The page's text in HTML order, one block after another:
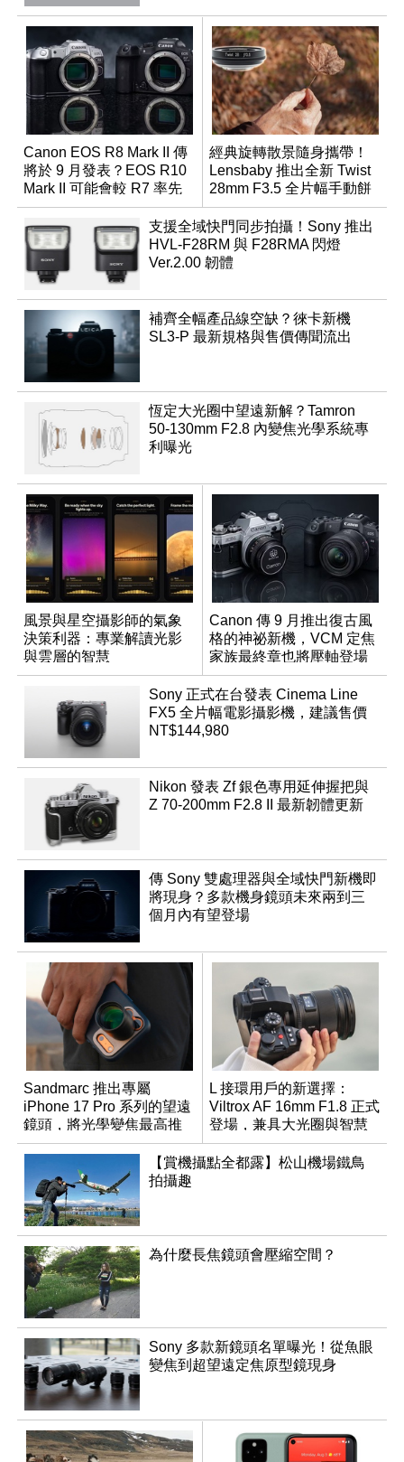
Canon EOS R8 Mark II 傳
將於 9 月發表？EOS R10
Mark II 可能會較 R7 率先
推出
經典旋轉散景隨身攜帶！
Lensbaby 推出全新 Twist
28mm F3.5 全片幅手動餅
乾鏡
支援全域快門同步拍攝！Sony 推出
HVL-F28RM 與 F28RMA 閃燈
Ver.2.00 韌體
補齊全幅產品線空缺？徠卡新機
SL3-P 最新規格與售價傳聞流出
恆定大光圈中望遠新解？Tamron
50-130mm F2.8 內變焦光學系統專
利曝光
風景與星空攝影師的氣象
決策利器：專業解讀光影
與雲層的智慧
App「Atmos」登場
Canon 傳 9 月推出復古風
格的神祕新機，VCM 定焦
家族最終章也將壓軸登場
Sony 正式在台發表 Cinema Line
FX5 全片幅電影攝影機，建議售價
NT$144,980
Nikon 發表 Zf 銀色專用延伸握把與
Z 70-200mm F2.8 II 最新韌體更新
傳 Sony 雙處理器與全域快門新機即
將現身？多款機身鏡頭未來兩到三
個月內有望登場
Sandmarc 推出專屬
iPhone 17 Pro 系列的望遠
鏡頭，將光學變焦最高推
升至 16 倍
L 接環用戶的新選擇：
Viltrox AF 16mm F1.8 正式
登場，兼具大光圈與智慧
數位介面
【賞機攝點全都露】松山機場鐵鳥
拍攝趣
為什麼長焦鏡頭會壓縮空間？
Sony 多款新鏡頭名單曝光！從魚眼
變焦到超望遠定焦原型鏡現身